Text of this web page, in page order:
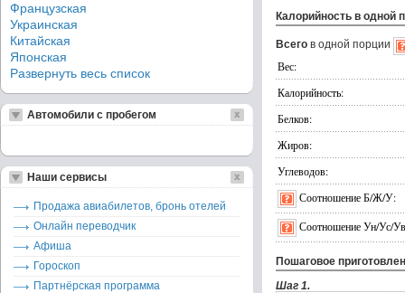
Калорийность в одной
Всего в одной порции
Вес:
Калорийность:
Белков:
Жиров:
Углеводов:
Соотношение Б/Ж/У:
Соотношение Ун/Ус/
Пошаговое
Шаг 1.
Французская
Украинская
Китайская
Японская
Развернуть весь список
Автомобили с пробегом
Наши сервисы
Продажа авиабилетов, бронь отелей
Онлайн переводчик
Афиша
Гороскоп
Партнёрская программа